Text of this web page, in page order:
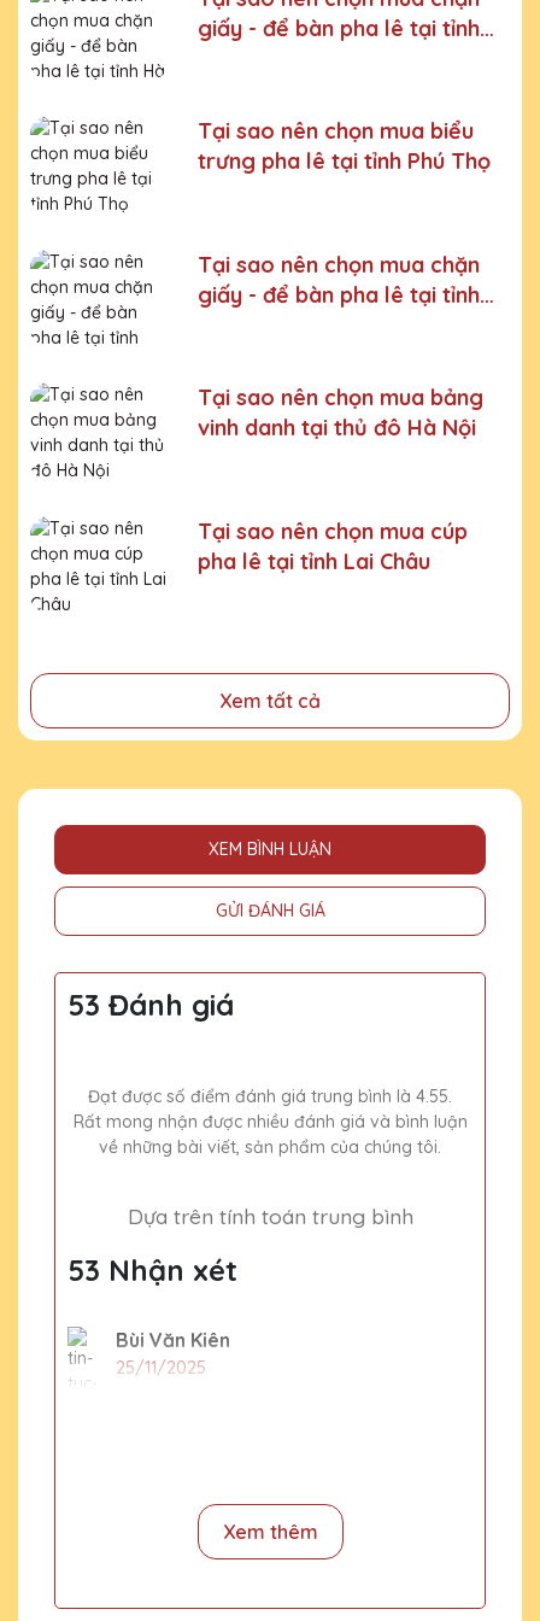
Bước 5: Gửi hàng cho khách
Bước 6:Gọi điện xác nhận với khách hàng
và nghiêm ngặt ở từng khâu sản xuất.Xưởng sản xuất
Kỷ niệm chương pha lê uy tín, chất lượng số một thị
trường Miền Bắc
đơn mọi số lượng, nhận làm những mẫu không có sẵn,
sản xuất theo ý tưởng của khách hàng.
Quà tặng Cúp Pha Lê Hà Nội QTG cung cấp tới Quý
khách hàng thành phẩm bao gồm hộp xi lót lụa vàng,
với 2 màu lựa chọn xanh hoặc đỏ làm tăng thêm tính
Sản phẩm được làm từ chất liệu pha lê vô cùng tinh tế,
sang trọng, gửi đến người nhận những ý nghĩa to lớn:
- Vinh danh cá nhân, tập thể đạt thành tích xuất sắc
- Tặng phẩm chứng nhận cho những nỗ lực, cố gắng của
cá nhân, tập thể
- Tri ân, thay lời cảm ơn gửi đến những cá nhân, tổ chức
đã cống hiến, đóng góp cho doanh nghiệp, cho cộng
giấy - để bàn pha lê tại tỉnh
Tại sao nên chọn mua biểu
trưng pha lê tại tỉnh Phú Thọ
Tại sao nên chọn mua chặn
giấy - để bàn pha lê tại tỉnh
Tại sao nên chọn mua bảng
vinh danh tại thủ đô Hà Nội
Tại sao nên chọn mua cúp
pha lê tại tỉnh Lai Châu
Xem tất cả
XEM BÌNH LUẬN
GỬI ĐÁNH GIÁ
53 Đánh giá
Đạt được số điểm đánh giá trung bình là 4.55.
Rất mong nhận được nhiều đánh giá và bình luận
về những bài viết, sản phẩm của chúng tôi.
Dựa trên tính toán trung bình
53 Nhận xét
Bùi Văn Kiên
25/11/2025
25/11/2025
Xem thêm